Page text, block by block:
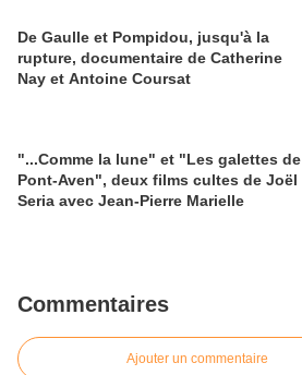
De Gaulle et Pompidou, jusqu'à la
rupture, documentaire de Catherine
Nay et Antoine Coursat
"...Comme la lune" et "Les galettes de
Pont-Aven", deux films cultes de Joël
Seria avec Jean-Pierre Marielle
Commentaires
Ajouter un commentaire